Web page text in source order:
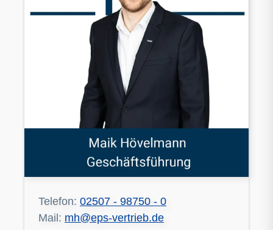
Telefon: 02507 - 98750 - 0
Mail: mh@eps-vertrieb.de